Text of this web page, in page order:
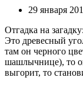
29 января
Отгадка на загадку:
Это древесный
там он черного
шашлычнице), то
выгорит, то